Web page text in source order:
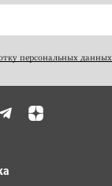
персональных данных